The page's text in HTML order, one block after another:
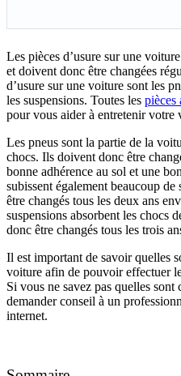
Les pièces d’usure sur une
et doivent donc être changées
d’usure sur une voiture sont les
les suspensions. Toutes les pièces
pour vous aider à entretenir votre
Les pneus sont la partie de la
chocs. Ils doivent donc être
bonne adhérence au sol et une
subissent également beaucoup
être changés tous les deux ans
suspensions absorbent les chocs
donc être changés tous les trois
Il est important de savoir quelles
voiture afin de pouvoir effectuer
Si vous ne savez pas quelles
demander conseil à un
internet.